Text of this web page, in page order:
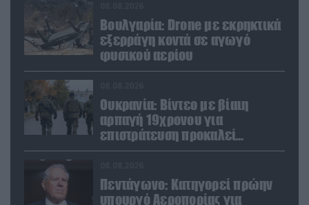
Βουλγαρία: Drone με εκρηκτικά
εξερράγη κοντά σε αγωγό
φυσικού αερίου
Ουκρανία: Βίντεο με βίαιη
αρπαγή 19χρονου για
επιστράτευση προκαλεί
αντιδράσεις
Πεντάγωνο: Κατηγορεί πρώην
υπουργό Αεροπορίας για